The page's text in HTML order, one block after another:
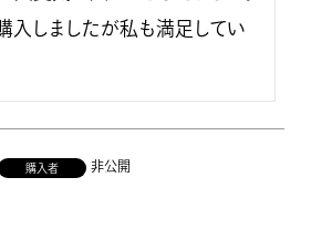
入しましたが私も満足してい
購入者 非公開